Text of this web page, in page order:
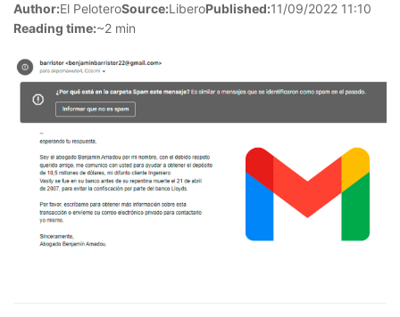
Author:El PeloteroSource:LiberoPublished:11/09/2022 11:10
Reading time:~2 min